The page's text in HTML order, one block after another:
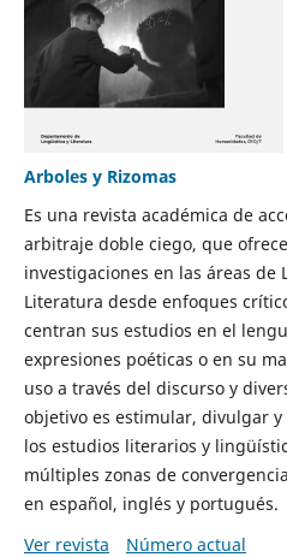
Arboles y Rizomas
Es una revista académica de
arbitraje doble ciego, que
investigaciones en las áreas de
Literatura desde enfoques
centran sus estudios en el
expresiones poéticas o en su
uso a través del discurso y
objetivo es estimular, divulgar
los estudios literarios y
múltiples zonas de
en español, inglés y portugués.
Ver revista
Número actual